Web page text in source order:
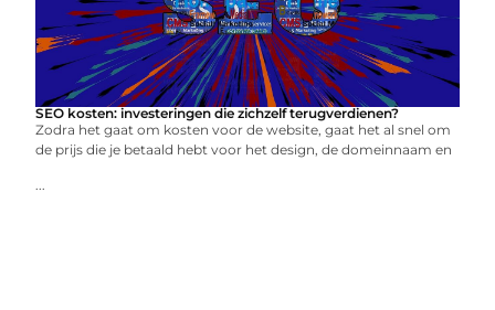
SEO kosten: investeringen die zichzelf terugverdienen?
Zodra het gaat om kosten voor de website, gaat het al snel om
de prijs die je betaald hebt voor het design, de domeinnaam en
...